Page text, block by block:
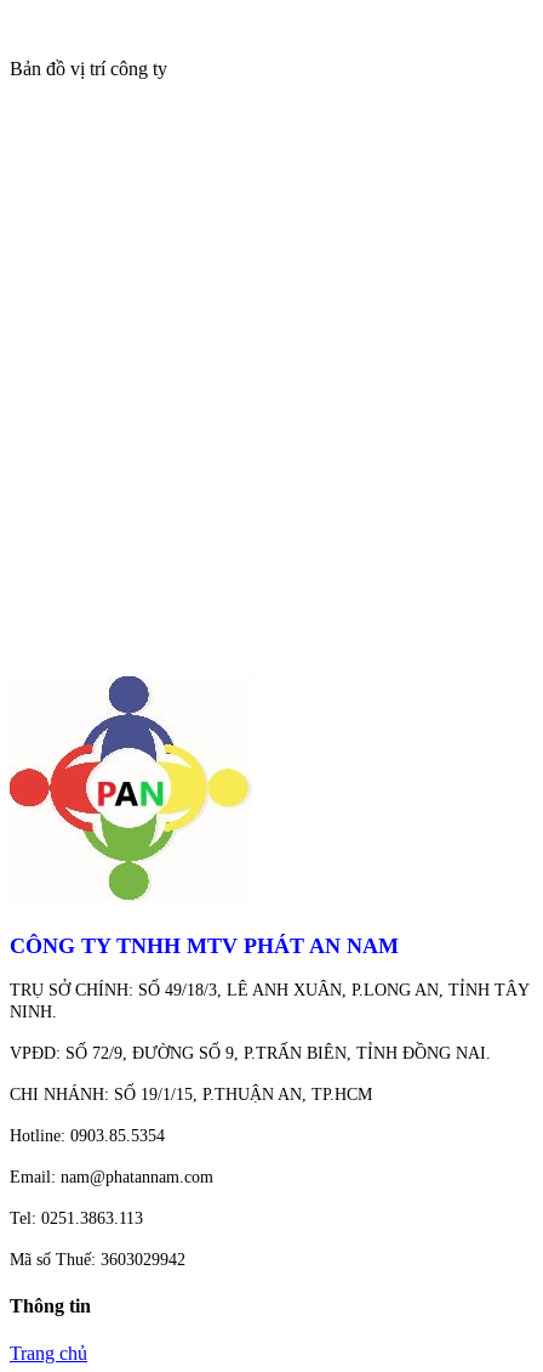
Bản đồ vị trí công ty
CÔNG TY TNHH MTV PHÁT AN NAM
TRỤ SỞ CHÍNH: SỐ 49/18/3, LÊ ANH XUÂN, P.LONG AN, TỈNH TÂY
NINH.
VPĐD: SỐ 72/9, ĐƯỜNG SỐ 9, P.TRẤN BIÊN, TỈNH ĐỒNG NAI.
CHI NHÁNH: SỐ 19/1/15, P.THUẬN AN, TP.HCM
Hotline: 0903.85.5354
Email: nam@phatannam.com
Tel: 0251.3863.113
Mã số Thuế: 3603029942
Thông tin
Trang chủ